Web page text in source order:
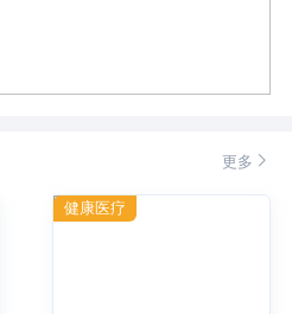
更多 
健康医疗